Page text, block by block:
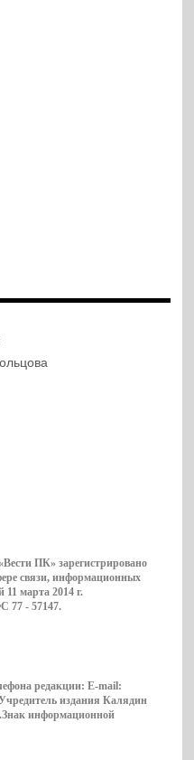
ПК» зарегистрировано
связи, информационных
марта 2014 г.
77 - 57147.
редакции: E-mail:
издания Калядин
информационной